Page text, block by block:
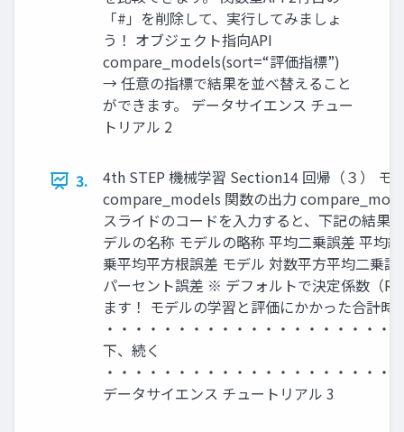
「#」を削除して、実行してみましょ
う！ オブジェクト指向API
compare_models(sort=“評価指標”)
→ 任意の指標で結果を並べ替えること
ができます。 データサイエンス チュー
トリアル 2
3.
4th STEP 機械学習 Section14 回帰（３） モ
compare_models 関数の出力
スライドのコードを入力すると、下記の結果
デルの名称 モデルの略称 平均二乗誤差 平均
乗平均平方根誤差 モデル 対数平方平均二乗
パーセント誤差 ※ デフォルトで決定係数（
ます！ モデルの学習と評価にかかった合計時
・・・・・・・・・・・・・・・・・・・・
下、続く
・・・・・・・・・・・・・・・・・・・・
データサイエンス チュートリアル 3